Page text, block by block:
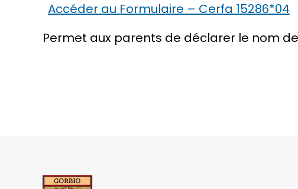
Accéder au Formulaire – Cerfa 15286*04
Permet aux parents de déclarer le nom